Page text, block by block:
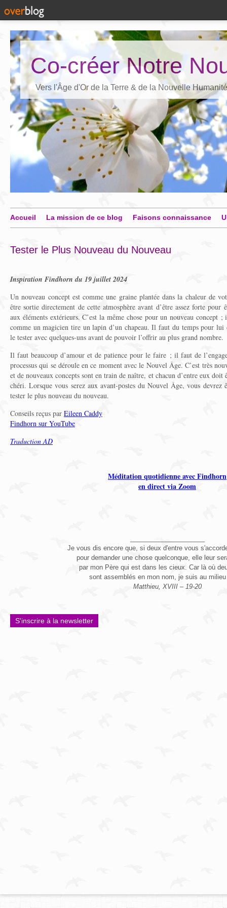
Co-créer Notre
Vers l'Âge d'Or de la Terre & de la Nouvelle Humanité
Accueil La mission de ce blog Faisons connaissance
Tester le Plus Nouveau du Nouveau
Inspiration Findhorn du 19 juillet 2024
Un nouveau concept est comme une graine plantée dans la chaleur de
être sortie directement de cette atmosphère avant d’être assez forte
aux éléments extérieurs. C’est la même chose pour un nouveau concept
comme un magicien tire un lapin d’un chapeau. Il faut du temps pour
le tester avec quelques-uns avant de pouvoir l’offrir au plus grand nombre.
Il faut beaucoup d’amour et de patience pour le faire ; il faut de
processus qui se déroule en ce moment avec le Nouvel Âge. C’est très
et de nouveaux concepts sont en train de naître, et chacun d’entre eux
chéri. Lorsque vous serez aux avant-postes du Nouvel Âge, vous devrez
tester le plus nouveau du nouveau.
Conseils reçus par Eileen Caddy
Findhorn sur YouTube
Traduction AD
Méditation quotidienne avec Findhorn
en direct via Zoom
Je vous dis encore que, si deux d'entre vous
pour demander une chose quelconque, elle leur
par mon Père qui est dans les cieux. Car là où
sont assemblés en mon nom, je suis au
Matthieu, XVIII – 19-20
S'inscrire à la newsletter